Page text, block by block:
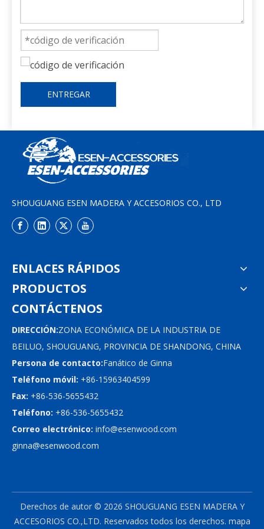
ENTREGAR
SHOUGUANG ESEN MADERA Y ACCESORIOS CO., LTD
ENLACES RÁPIDOS
PRODUCTOS
CONTÁCTENOS
DIRECCIÓN:ZONA ECONÓMICA DE LA INDUSTRIA DE
BEILUO, SHOUGUANG, PROVINCIA DE SHANDONG, CHINA
Persona de contacto:Fanático de Ginna
Teléfono móvil: +86-15963404599
Fax: +86-536-5655432
Teléfono: +86-536-5655432
Correo electrónico: info@esenwood.com
ginna@esenwood.com
Derechos de autor © 2026 SHOUGUANG ESEN MADERA Y
ACCESORIOS CO.,LTD. Reservados todos los derechos. mapa